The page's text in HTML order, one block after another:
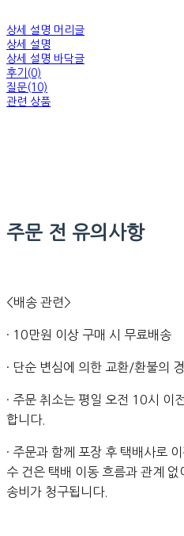
상세 설명 머리글
상세 설명
상세 설명 바닥글
후기(0)
질문(10)
관련 상품
주문 전 유의사항
<배송 관련>
· 10만원 이상 구매 시 무료배송
· 단순 변심에 의한 교환/환불의
· 주문 취소는 평일 오전 10시 이
합니다.
· 주문과 함께 포장 후 택배사로
수 건은 택배 이동 흐름과 관계
송비가 청구됩니다.